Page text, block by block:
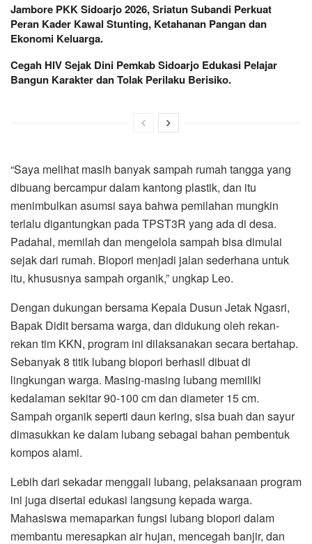
Jambore PKK Sidoarjo 2026, Sriatun Subandi Perkuat
Peran Kader Kawal Stunting, Ketahanan Pangan dan
Ekonomi Keluarga.
Cegah HIV Sejak Dini Pemkab Sidoarjo Edukasi Pelajar
Bangun Karakter dan Tolak Perilaku Berisiko.
“Saya melihat masih banyak sampah rumah tangga yang
dibuang bercampur dalam kantong plastik, dan itu
menimbulkan asumsi saya bahwa pemilahan mungkin
terlalu digantungkan pada TPST3R yang ada di desa.
Padahal, memilah dan mengelola sampah bisa dimulai
sejak dari rumah. Biopori menjadi jalan sederhana untuk
itu, khususnya sampah organik,” ungkap Leo.
Dengan dukungan bersama Kepala Dusun Jetak Ngasri,
Bapak Didit bersama warga, dan didukung oleh rekan-
rekan tim KKN, program ini dilaksanakan secara bertahap.
Sebanyak 8 titik lubang biopori berhasil dibuat di
lingkungan warga. Masing-masing lubang memiliki
kedalaman sekitar 90-100 cm dan diameter 15 cm.
Sampah organik seperti daun kering, sisa buah dan sayur
dimasukkan ke dalam lubang sebagai bahan pembentuk
kompos alami.
Lebih dari sekadar menggali lubang, pelaksanaan program
ini juga disertai edukasi langsung kepada warga.
Mahasiswa memaparkan fungsi lubang biopori dalam
membantu meresapkan air hujan, mencegah banjir, dan